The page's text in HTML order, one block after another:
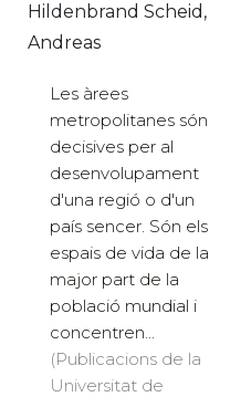
Hildenbrand Scheid,
Andreas
Les àrees
metropolitanes són
decisives per al
desenvolupament
d'una regió o d'un
país sencer. Són els
espais de vida de la
major part de la
població mundial i
concentren...
(Publicacions de la
Universitat de